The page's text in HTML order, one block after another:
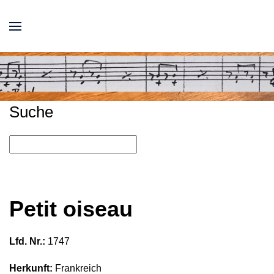
Suche
Petit oiseau
Lfd. Nr.: 1747
Herkunft: Frankreich